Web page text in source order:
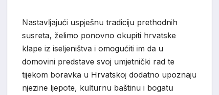
Nastavljajući uspješnu tradiciju prethodnih
susreta, želimo ponovno okupiti hrvatske
klape iz iseljeništva i omogućiti im da u
domovini predstave svoj umjetnički rad te
tijekom boravka u Hrvatskoj dodatno upoznaju
njezine ljepote, kulturnu baštinu i bogatu